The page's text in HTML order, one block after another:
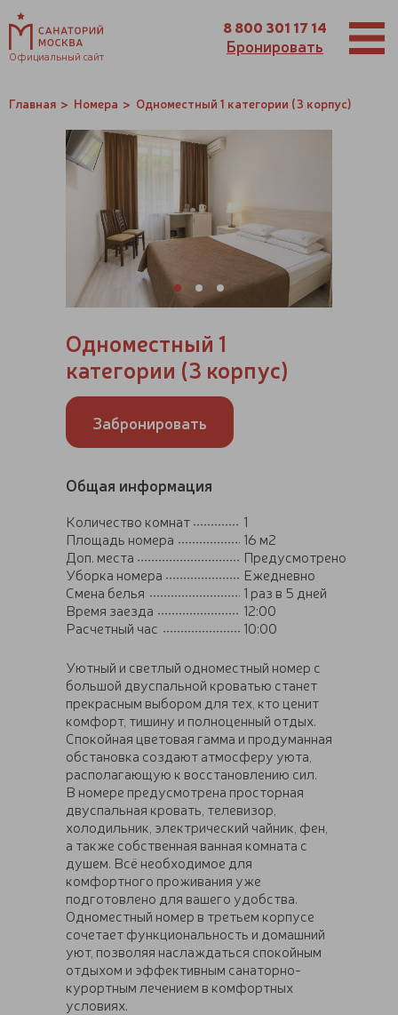
Официальный сайт
8 800 301 17 14
Бронировать
Главная Номера Одноместный 1 категории (3 корпус)
Одноместный 1
категории (3 корпус)
Забронировать
Общая информация
Количество комнат
1
Площадь номера
16 м2
Доп. места
Предусмотрено
Уборка номера
Ежедневно
Смена белья
1 раз в 5 дней
Время заезда
12:00
Расчетный час
10:00
Уютный и светлый одноместный номер с
большой двуспальной кроватью станет
прекрасным выбором для тех, кто ценит
комфорт, тишину и полноценный отдых.
Спокойная цветовая гамма и продуманная
обстановка создают атмосферу уюта,
располагающую к восстановлению сил.
В номере предусмотрена просторная
двуспальная кровать, телевизор,
холодильник, электрический чайник, фен,
а также собственная ванная комната с
душем. Всё необходимое для
комфортного проживания уже
подготовлено для вашего удобства.
Одноместный номер в третьем корпусе
сочетает функциональность и домашний
уют, позволяя наслаждаться спокойным
отдыхом и эффективным санаторно-
курортным лечением в комфортных
условиях.